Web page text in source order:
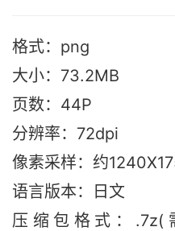
格式：png
大小：73.2MB
页数：44P
分辨率：72dpi
像素采样：约
语言版本：日文
压缩包格式：.7z(